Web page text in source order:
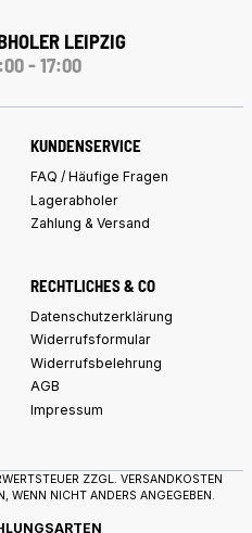
LEIPZIG
- 17:00
KUNDENSERVICE
FAQ / Häufige Fragen
Lagerabholer
Zahlung & Versand
RECHTLICHES & CO
Datenschutzerklärung
Widerrufsformular
Widerrufsbelehrung
AGB
Impressum
ZZGL. VERSANDKOSTEN
WENN NICHT ANDERS ANGEGEBEN.